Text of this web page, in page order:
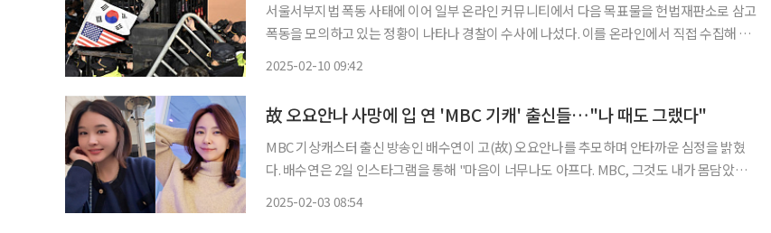
서울서부지법 폭동 사태에 이어 일부 온라인 커뮤니티에서 다음 목표물을 헌법재판소로 삼고
폭동을 모의하고 있는 정황이 나타나 경찰이 수사에 나섰다. 이를 온라인에서 직접 수집해 경
2025-02-10 09:42
故 오요안나 사망에 입 연 'MBC 기캐' 출신들…"나 때도 그랬다"
MBC 기상캐스터 출신 방송인 배수연이 고(故) 오요안나를 추모하며 안타까운 심정을 밝혔
다. 배수연은 2일 인스타그램을 통해 "마음이 너무나도 아프다. MBC, 그것도 내가 몸담았던
2025-02-03 08:54